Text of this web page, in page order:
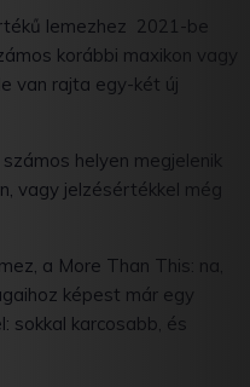
lemezhez 2021-be
korábbi maxikon vagy
van rajta egy-két új
helyen megjelenik
vagy jelzésértékkel még
a More Than This: na,
képest már egy
sokkal karcosabb, és